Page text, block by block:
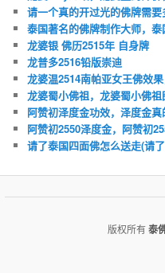
请一个真的开过光的佛牌需要
泰国著名的佛牌制作大师，
龙婆银 佛历2515年 自身牌
龙普多2516铅版崇迪
龙婆温2514南帕亚女王佛效
龙婆蜀小佛祖，龙婆蜀小佛
阿赞初泽度金功效，泽度金
阿赞初2550泽度金，阿赞初
请了泰国四面佛怎么送走(请
版权所有泰